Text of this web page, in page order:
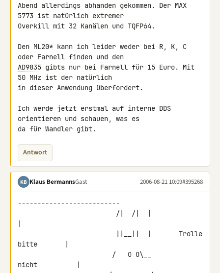
Abend allerdings abhanden gekommen. Der MAX
5773 ist natürlich extremer
Overkill mit 32 Kanälen und TQFP64.
Den ML20* kann ich leider weder bei R, K, C
AD9835 gibts nur bei Farnell für 15 Euro. Mit
50 MHz ist der natürlich
in dieser Anwendung überfordert.
Ich werde jetzt erstmal auf interne DDS
orientieren und schauen, was es
da für Wandler gibt.
Antwort
KB Klaus BermannsGast 2006-08-21 10:09#395268
--------------------------
|
bitte       |
nicht          |